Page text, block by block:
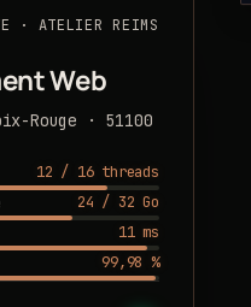
· ATELIER REIMS
Web
Rouge · 51100
12 / 16 threads
24 / 32 Go
11 ms
99,98 %